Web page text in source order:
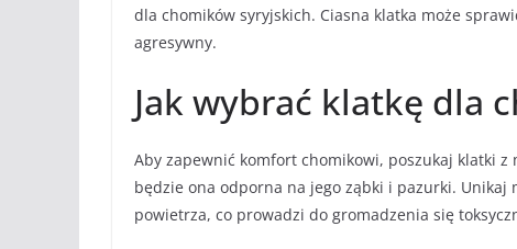
dla chomików syryjskich. Ciasna klatka może
agresywny.
Jak wybrać klatkę dla
Aby zapewnić komfort chomikowi, poszukaj klatki
będzie ona odporna na jego ząbki i pazurki.
powietrza, co prowadzi do gromadzenia się